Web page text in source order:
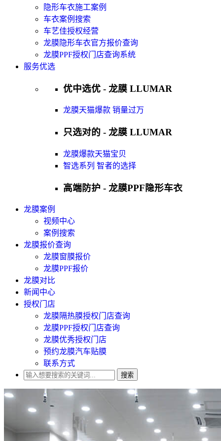
隐形车衣施工案例
车衣案例搜索
车艺佳授权经营
龙膜隐形车衣官方报价查询
龙膜PPF授权门店查询系统
服务优选
优中选优 - 龙膜 LLUMAR
龙膜天猫爆款 销量过万
只选对的 - 龙膜 LLUMAR
龙膜爆款天猫宝贝
智选系列 智者的选择
高端防护 - 龙膜PPF隐形车衣
龙膜案例
视频中心
案例搜索
龙膜报价查询
龙膜窗膜报价
龙膜PPF报价
龙膜对比
新闻中心
授权门店
龙膜隔热膜授权门店查询
龙膜PPF授权门店查询
龙膜优秀授权门店
预约龙膜汽车贴膜
联系方式
搜索